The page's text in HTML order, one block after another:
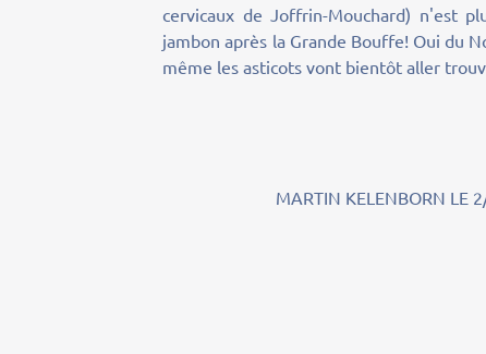
cervicaux de Joffrin-Mouchard) n'est
jambon après la Grande Bouffe! Oui du
même les asticots vont bientôt aller
MARTIN KELENBORN LE 2/